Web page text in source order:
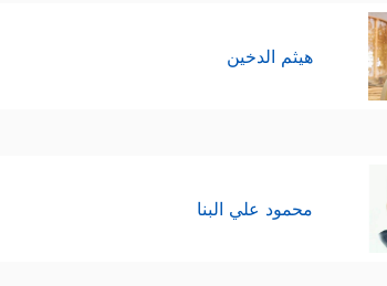
هيثم الدخين
محمود علي البنا